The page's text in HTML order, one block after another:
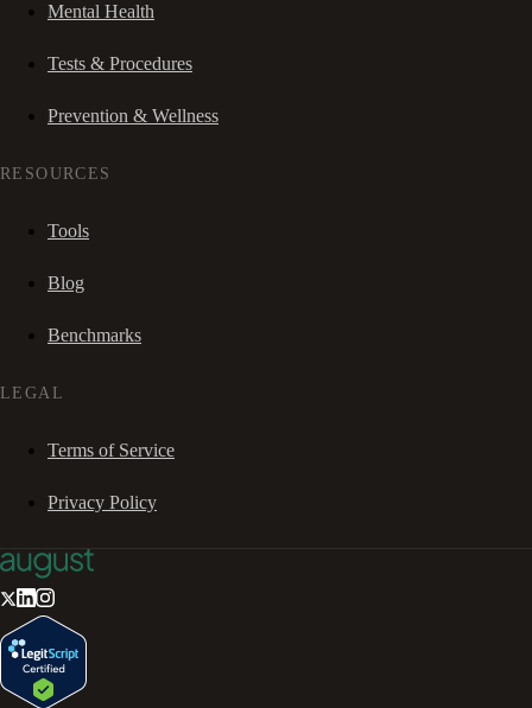
Mental Health
Tests & Procedures
Prevention & Wellness
RESOURCES
Tools
Blog
Benchmarks
LEGAL
Terms of Service
Privacy Policy